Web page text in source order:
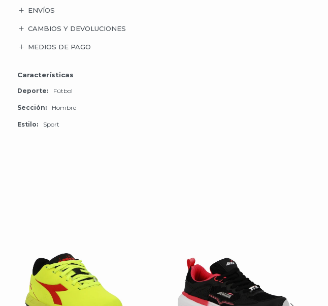
ENVÍOS
CAMBIOS Y DEVOLUCIONES
MEDIOS DE PAGO
Características
Deporte Fútbol
Sección Hombre
Estilo Sport